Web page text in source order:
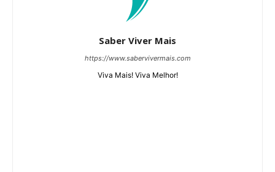
Saber Viver Mais
https://www.sabervivermais.com
Viva Mais! Viva Melhor!